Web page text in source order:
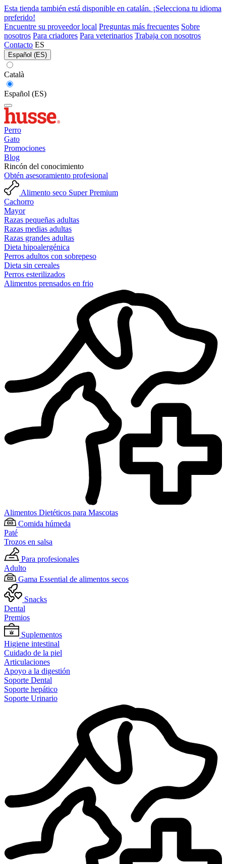
Esta tienda también está disponible en catalán. ¡Selecciona tu idioma
preferido!
Encuentre su proveedor local Preguntas más frecuentes Sobre
nosotros Para criadores Para veterinarios Trabaja con nosotros
Contacto ES
Español (ES)
Català
Español (ES)
Perro
Gato
Promociones
Blog
Rincón del conocimiento
Obtén asesoramiento profesional
Alimento seco Super Premium
Cachorro
Mayor
Razas pequeñas adultas
Razas medias adultas
Razas grandes adultas
Dieta hipoalergénica
Perros adultos con sobrepeso
Dieta sin cereales
Perros esterilizados
Alimentos prensados en frio
Alimentos Dietéticos para Mascotas
Comida húmeda
Paté
Trozos en salsa
Para profesionales
Adulto
Gama Essential de alimentos secos
Snacks
Dental
Premios
Suplementos
Higiene intestinal
Cuidado de la piel
Articulaciones
Apoyo a la digestión
Soporte Dental
Soporte hepático
Soporte Urinario